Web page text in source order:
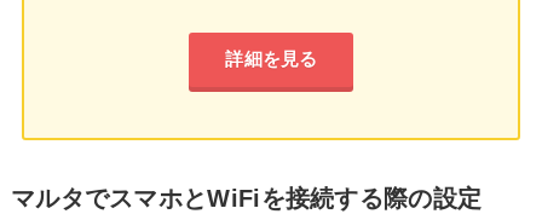
詳細を見る
マルタでスマホとWiFiを接続する際の設定